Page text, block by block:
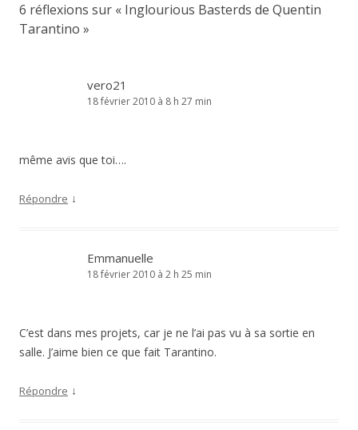
6 réflexions sur « Inglourious Basterds de Quentin
Tarantino »
vero21
18 février 2010 à 8 h 27 min
même avis que toi….
Répondre ↓
Emmanuelle
18 février 2010 à 2 h 25 min
C’est dans mes projets, car je ne l’ai pas vu à sa sortie en
salle. J’aime bien ce que fait Tarantino.
Répondre ↓